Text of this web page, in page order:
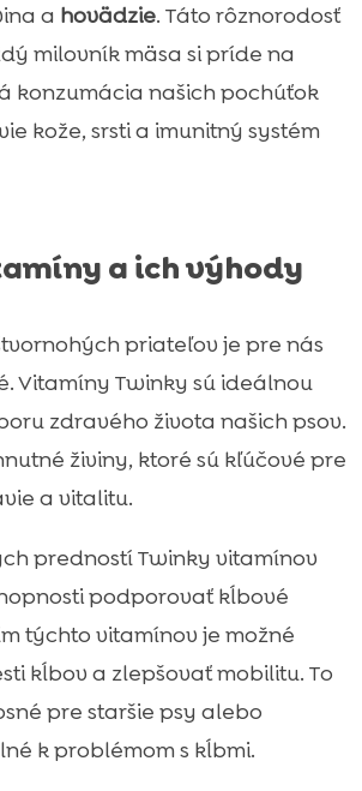
a hovädzie. Táto rôznorodosť
milovník mäsa si príde na
konzumácia našich pochúťok
kože, srsti a imunitný systém
a ich výhody
priateľov je pre nás
Vitamíny Twinky sú ideálnou
zdravého života našich psov.
živiny, ktoré sú kľúčové pre
a vitalitu.
predností Twinky vitamínov
podporovať kĺbové
týchto vitamínov je možné
kĺbov a zlepšovať mobilitu. To
pre staršie psy alebo
k problémom s kĺbmi.